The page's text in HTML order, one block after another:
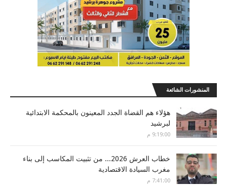
المنشورات الشائعة
هؤلاء هم القضاة الجدد المعينون بالمحكمة الابتدائية
لبرشيد
9:19:00 م
خطاب العرش 2026... من تثبيت المكاسب إلى بناء
مغرب السيادة الاقتصادية
7:41:00 م